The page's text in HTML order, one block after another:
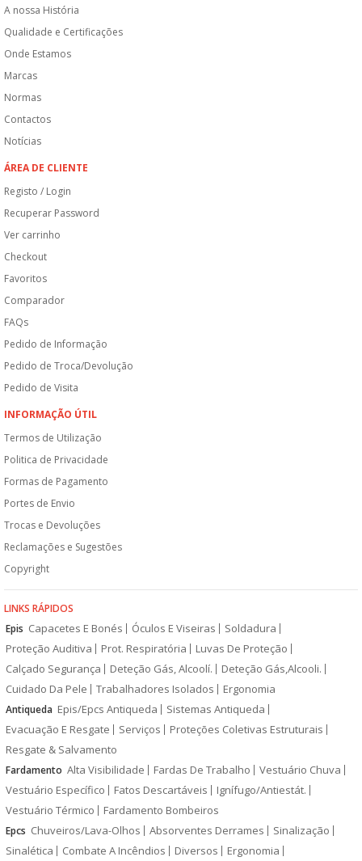
A nossa História
Qualidade e Certificações
Onde Estamos
Marcas
Normas
Contactos
Notícias
ÁREA DE CLIENTE
Registo / Login
Recuperar Password
Ver carrinho
Checkout
Favoritos
Comparador
FAQs
Pedido de Informação
Pedido de Troca/Devolução
Pedido de Visita
INFORMAÇÃO ÚTIL
Termos de Utilização
Politica de Privacidade
Formas de Pagamento
Portes de Envio
Trocas e Devoluções
Reclamações e Sugestões
Copyright
LINKS RÁPIDOS
Epis Capacetes E Bonés Óculos E Viseiras
Soldadura
Proteção Auditiva
Prot. Respiratória
Luvas De Proteção
Calçado Segurança
Deteção Gás, Alcoolí.
Deteção Gás,Alcooli.
Cuidado Da Pele
Trabalhadores Isolados Ergonomia
Antiqueda Epis/Epcs Antiqueda
Sistemas Antiqueda
Evacuação E Resgate
Serviços
Proteções Coletivas Estruturais
Resgate & Salvamento
Fardamento Alta Visibilidade Fardas De Trabalho
Vestuário Chuva
Vestuário Específico
Fatos Descartáveis
Ignífugo/Antiestát.
Vestuário Térmico
Fardamento Bombeiros
Epcs Chuveiros/Lava-Olhos Absorventes Derrames
Sinalização
Sinalética
Combate A Incêndios Diversos
Ergonomia